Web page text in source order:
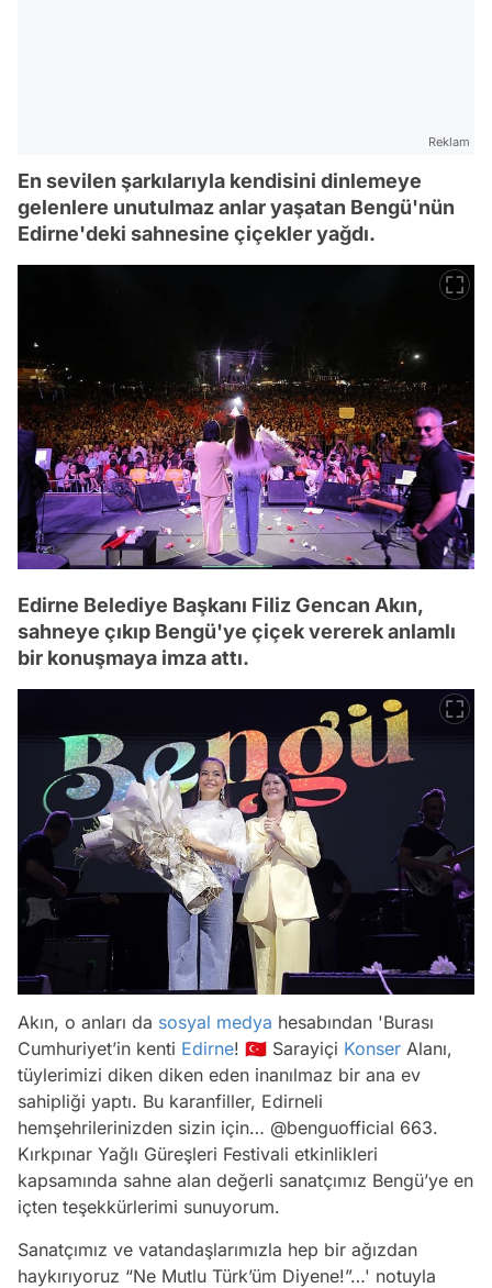
Reklam
En sevilen şarkılarıyla kendisini dinlemeye
gelenlere unutulmaz anlar yaşatan Bengü'nün
Edirne'deki sahnesine çiçekler yağdı.
Edirne Belediye Başkanı Filiz Gencan Akın,
sahneye çıkıp Bengü'ye çiçek vererek anlamlı
bir konuşmaya imza attı.
Akın, o anları da sosyal medya hesabından 'Burası
Cumhuriyet’in kenti Edirne! 🇹🇷 Sarayiçi Konser Alanı,
tüylerimizi diken diken eden inanılmaz bir ana ev
sahipliği yaptı. Bu karanfiller, Edirneli
hemşehrilerinizden sizin için… @benguofficial 663.
Kırkpınar Yağlı Güreşleri Festivali etkinlikleri
kapsamında sahne alan değerli sanatçımız Bengü’ye en
içten teşekkürlerimi sunuyorum.
Sanatçımız ve vatandaşlarımızla hep bir ağızdan
haykırıyoruz “Ne Mutlu Türk’üm Diyene!”…' notuyla